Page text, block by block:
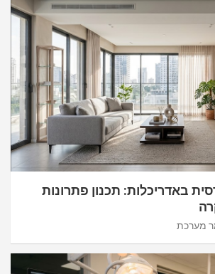
באדריכלות: תכנון פתרונות
מערכת